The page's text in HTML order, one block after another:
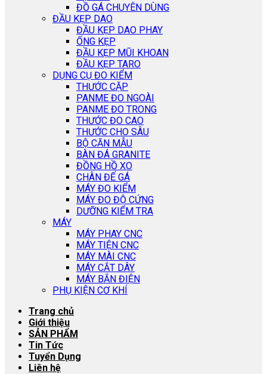
ĐỒ GÁ CHUYÊN DÙNG
ĐẦU KẸP DAO
ĐẦU KẸP DAO PHAY
ỐNG KẸP
ĐẦU KẸP MŨI KHOAN
ĐẦU KẸP TARO
DỤNG CỤ ĐO KIỂM
THƯỚC CẶP
PANME ĐO NGOÀI
PANME ĐO TRONG
THƯỚC ĐO CAO
THƯỚC CHO SÂU
BỘ CĂN MẪU
BÀN ĐÁ GRANITE
ĐỒNG HỒ XO
CHÂN ĐẾ GÁ
MÁY ĐO KIỂM
MÁY ĐO ĐỘ CỨNG
DƯỠNG KIỂM TRA
MÁY
MÁY PHAY CNC
MÁY TIỆN CNC
MÁY MÀI CNC
MÁY CẮT DÂY
MÁY BẮN ĐIỆN
PHỤ KIỆN CƠ KHÍ
Trang chủ
Giới thiệu
SẢN PHẨM
Tin Tức
Tuyển Dụng
Liên hệ